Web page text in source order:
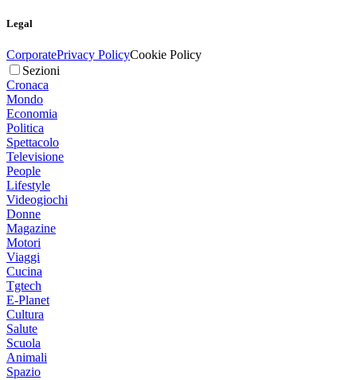
Legal
CorporatePrivacy PolicyCookie Policy
Sezioni
Cronaca
Mondo
Economia
Politica
Spettacolo
Televisione
People
Lifestyle
Videogiochi
Donne
Magazine
Motori
Viaggi
Cucina
Tgtech
E-Planet
Cultura
Salute
Scuola
Animali
Spazio